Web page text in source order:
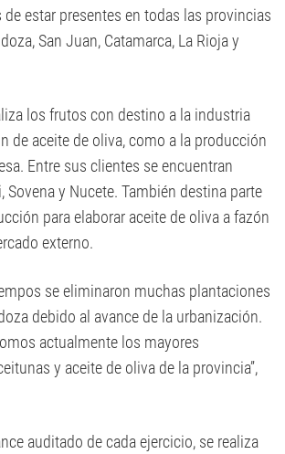
de estar presentes en todas las provincias
San Juan, Catamarca, La Rioja y
los frutos con destino a la industria
de aceite de oliva, como a la producción
Entre sus clientes se encuentran
Sovena y Nucete. También destina parte
para elaborar aceite de oliva a fazón
externo.
se eliminaron muchas plantaciones
debido al avance de la urbanización.
actualmente los mayores
y aceite de oliva de la provincia”,
auditado de cada ejercicio, se realiza